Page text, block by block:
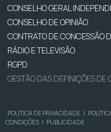
CONSELHO GERAL
CONSELHO DE OPINIÃO
CONTRATO DE CONCESSÃO
RÁDIO E TELEVISÃO
RGPD
GESTÃO DAS DEFINIÇÕES DE
POLÍTICA DE PRIVACIDADE |
CONDIÇÕES | PUBLICIDADE